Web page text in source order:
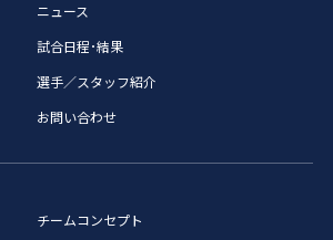
ニュース
試合日程･結果
選手／スタッフ紹介
お問い合わせ
チームコンセプト